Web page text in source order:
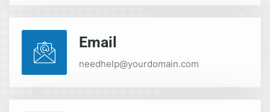
Email
needhelp@yourdomain.com